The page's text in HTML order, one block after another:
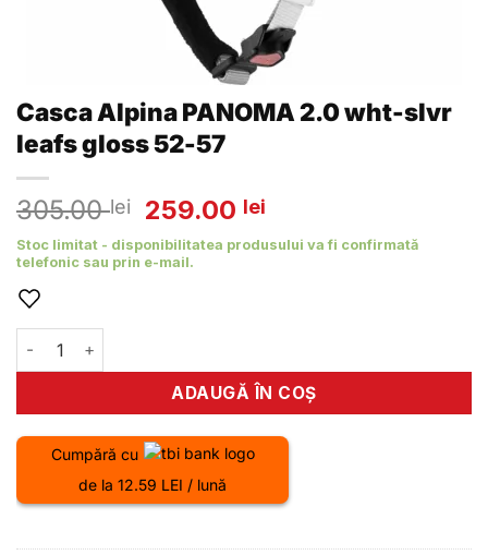
Casca Alpina PANOMA 2.0 wht-slvr
leafs gloss 52-57
305.00lei
Prețul
inițial
a
259.00 lei
curent
Stoc limitat - disponibilitatea produsului va fi confirmată
telefonic sau prin e-mail.
Cantitate Casca Alpina PANOMA 2.0 wht-slvr leafs gloss
ADAUGĂ ÎN COȘ
Cumpără cu
de la 12.59 LEI / lună